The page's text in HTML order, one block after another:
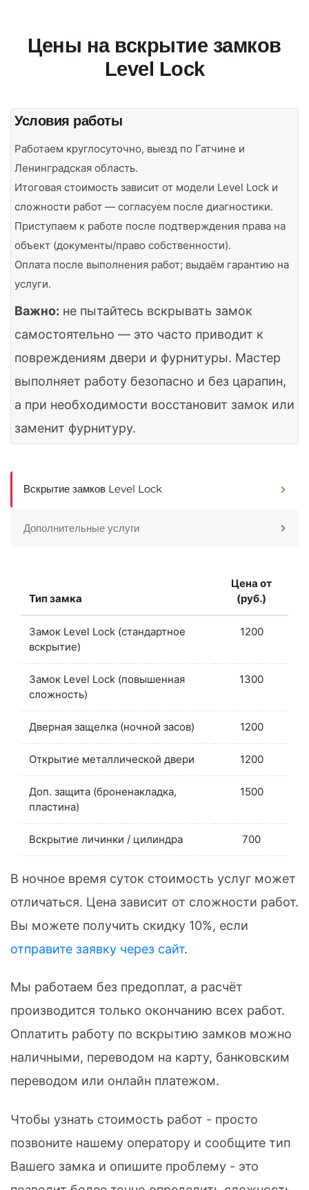
Цены на вскрытие замков
Level Lock
Условия работы
Работаем круглосуточно, выезд по Гатчине и
Ленинградская область.
Итоговая стоимость зависит от модели Level Lock и
сложности работ — согласуем после диагностики.
Приступаем к работе после подтверждения права на
объект (документы/право собственности).
Оплата после выполнения работ; выдаём гарантию на
услуги.
Важно: не пытайтесь вскрывать замок
самостоятельно — это часто приводит к
повреждениям двери и фурнитуры. Мастер
выполняет работу безопасно и без царапин,
а при необходимости восстановит замок или
заменит фурнитуру.
Вскрытие замков Level Lock
Дополнительные услуги
Тип замка
Цена от
(руб.)
Замок Level Lock (стандартное
вскрытие)
1200
Замок Level Lock (повышенная
сложность)
1300
Дверная защелка (ночной засов) 1200
Открытие металлической двери 1200
Доп. защита (броненакладка,
пластина)
1500
Вскрытие личинки / цилиндра 700
В ночное время суток стоимость услуг может
отличаться. Цена зависит от сложности работ.
Вы можете получить скидку 10%, если
отправите заявку через сайт.
Мы работаем без предоплат, а расчёт
производится только окончанию всех работ.
Оплатить работу по вскрытию замков можно
наличными, переводом на карту, банковским
переводом или онлайн платежом.
Чтобы узнать стоимость работ - просто
позвоните нашему оператору и сообщите тип
Вашего замка и опишите проблему - это